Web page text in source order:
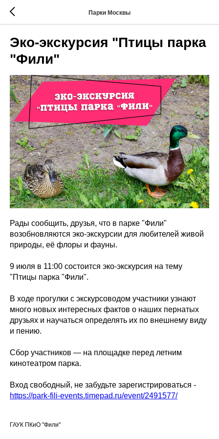
Парки Москвы
Эко-экскурсия "Птицы парка
"Фили"
Рады сообщить, друзья, что в парке "Фили"
возобновляются эко-экскурсии для любителей живой
природы, её флоры и фауны.
9 июля в 11:00 состоится эко-экскурсия на тему
"Птицы парка "Фили".
В ходе прогулки с экскурсоводом участники узнают
много новых интересных фактов о наших пернатых
друзьях и научаться определять их по внешнему виду
и пению.
Сбор участников — на площадке перед летним
кинотеатром парка.
Вход свободный, не забудьте зарегистрироваться -
https://park-fili-events.timepad.ru/event/2491577/
ГАУК ПКиО "Фили"